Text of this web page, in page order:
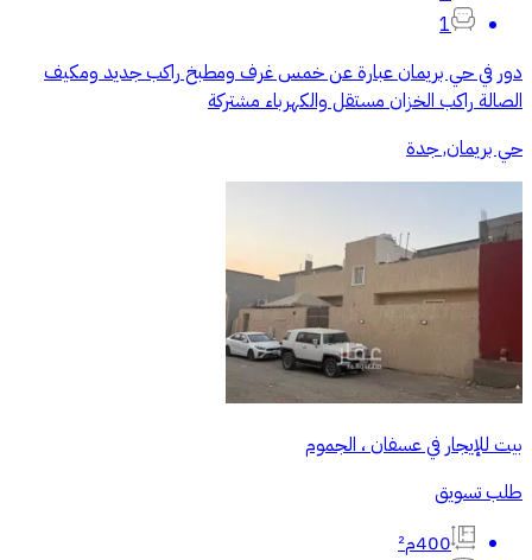
1
دور في حي بريمان عبارة عن خمس غرف ومطبخ راكب جديد ومكيف
الصالة راكب الخزان مستقل والكهرباء مشتركة
حي بريمان, جدة
بيت للإيجار في عسفان ، الجموم
طلب تسويق
400م²